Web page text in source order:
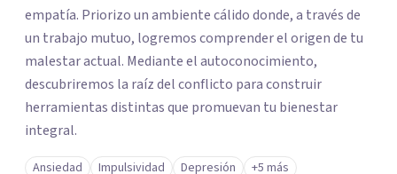
empatía. Priorizo un ambiente cálido donde, a través de
un trabajo mutuo, logremos comprender el origen de tu
malestar actual. Mediante el autoconocimiento,
descubriremos la raíz del conflicto para construir
herramientas distintas que promuevan tu bienestar
integral.
Ansiedad Impulsividad Depresión +5 más